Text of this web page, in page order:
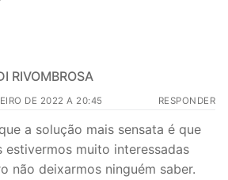
RIVOMBROSA
DE 2022 A 20:45 RESPONDER
a solução mais sensata é que
estivermos muito interessadas
não deixarmos ninguém saber.